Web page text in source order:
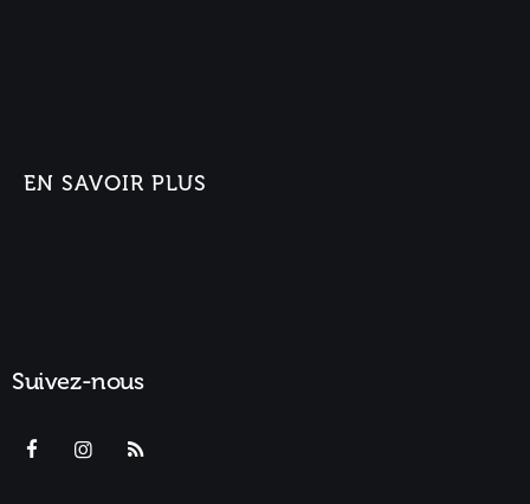
EN SAVOIR PLUS
Suivez-nous